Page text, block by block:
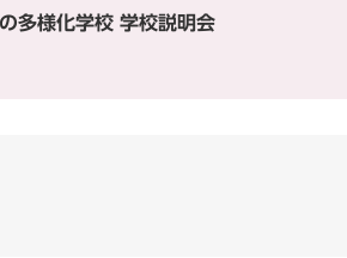
多様化学校 学校説明会